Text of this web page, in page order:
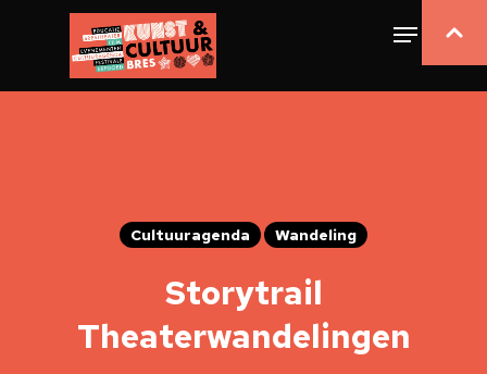
Cultuuragenda Wandeling
Storytrail
Theaterwandelingen